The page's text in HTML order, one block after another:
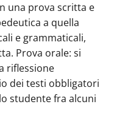
una prova scritta e
a quella
e grammaticali,
Prova orale: si
riflessione
dei testi obbligatori
studente fra alcuni